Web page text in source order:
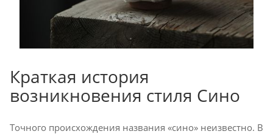
Краткая история
возникновения стиля Сино
Точного происхождения названия «сино» неизвестно. В